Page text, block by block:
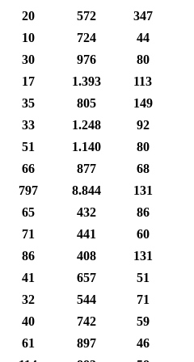
20 572
347
10 724
44
30 976
80
17 1.393
113
35 805
149
33 1.248
92
51 1.140
80
66 877
68
797 8.844
131
65 432
86
71 441
60
86 408
131
41 657
51
32 544
71
40 742
59
61 897
46